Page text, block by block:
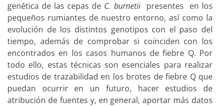
genética de las cepas de C. burnetiipresentes en los
pequeños rumiantes de nuestro entorno, así como la
evolución de los distintos genotipos con el paso del
tiempo, además de comprobar si coinciden con los
encontrados en los casos humanos de fiebre Q. Por
todo ello, estas técnicas son esenciales para realizar
estudios de trazabilidad en los brotes de fiebre Q que
puedan ocurrir en un futuro, hacer estudios de
atribución de fuentes y, en general, aportar más datos